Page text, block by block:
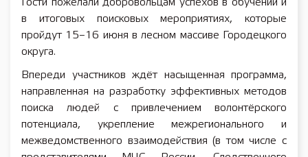
Гости пожелали добровольцам успехов в обучении и
в итоговых поисковых мероприятиях, которые
пройдут 15–16 июня в лесном массиве Городецкого
округа.
Впереди участников ждёт насыщенная программа,
направленная на разработку эффективных методов
поиска людей с привлечением волонтёрского
потенциала, укрепление межрегионального и
межведомственного взаимодействия (в том числе с